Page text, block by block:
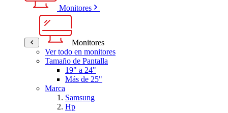
Monitores
Monitores
Ver todo en monitores
Tamaño de Pantalla
19" a 24"
Más de 25"
Marca
Samsung
Hp